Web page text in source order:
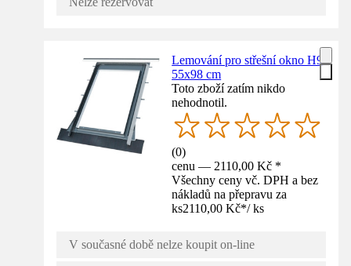
Lemování pro střešní okno H9
55x98 cm
Toto zboží zatím nikdo
nehodnotil.
(0)
cenu — 2110,00 Kč *
Všechny ceny vč. DPH a bez
nákladů na přepravu za
ks2110,00 Kč*/ ks
V současné době nelze koupit on-line